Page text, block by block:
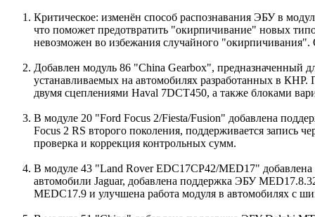
Критическое: изменён способ распознавания ЭБУ в
что поможет предотвратить "окирпичивание" новых
невозможен во избежания случайного "окирпичивания".
Добавлен модуль 86 "China Gearbox", предназначенный
устанавливаемых на автомобилях разработанных в КНР.
двумя сцеплениями Haval 7DCT450, а также блоками
В модуле 20 "Ford Focus 2/Fiesta/Fusion" добавлена
Focus 2 RS второго поколения, поддерживается запись
проверка и коррекция контрольных сумм.
В модуле 43 "Land Rover EDC17СP42/MED17"
автомобили Jaguar, добавлена поддержка ЭБУ
MEDC17.9 и улучшена работа модуля в автомобилях с